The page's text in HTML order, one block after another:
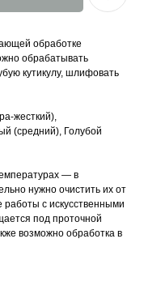
обработке
обрабатывать
кутикулу, шлифовать
жесткий),
(средний), Голубой
— в
нужно очистить их от
работы с искусственными
под проточной
возможно обработка в